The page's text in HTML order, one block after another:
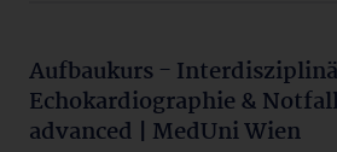
Aufbaukurs -
Echokardiographie &
advanced | MedUni Wien